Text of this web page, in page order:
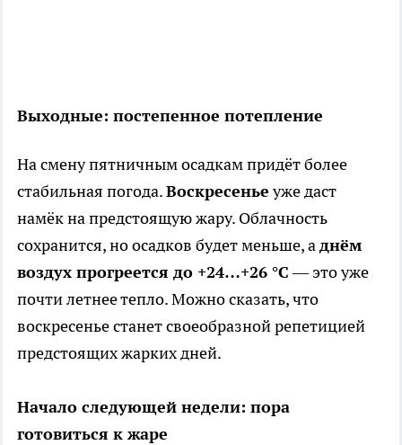
Выходные: постепенное потепление
На смену пятничным осадкам придёт более
стабильная погода.Воскресеньеуже даст
намёк на предстоящую жару. Облачность
сохранится, но осадков будет меньше, аднём
воздух прогреется до +24…+26 °C— это уже
почти летнее тепло. Можно сказать, что
воскресенье станет своеобразной репетицией
предстоящих жарких дней.
Начало следующей недели: пора
готовиться к жаре